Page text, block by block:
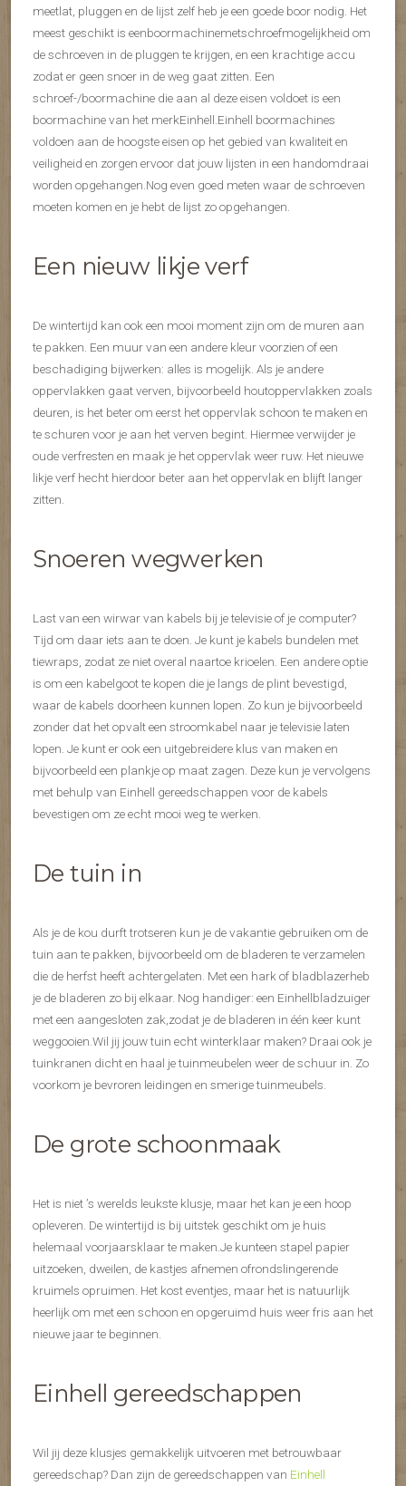
meetlat, pluggen en de lijst zelf heb je een goede boor nodig. Het
meest geschikt is eenboormachinemetschroefmogelijkheid om
de schroeven in de pluggen te krijgen, en een krachtige accu
zodat er geen snoer in de weg gaat zitten. Een
schroef-/boormachine die aan al deze eisen voldoet is een
boormachine van het merkEinhell.Einhell boormachines
voldoen aan de hoogste eisen op het gebied van kwaliteit en
veiligheid en zorgen ervoor dat jouw lijsten in een handomdraai
worden opgehangen.Nog even goed meten waar de schroeven
moeten komen en je hebt de lijst zo opgehangen.
Een nieuw likje verf
De wintertijd kan ook een mooi moment zijn om de muren aan
te pakken. Een muur van een andere kleur voorzien of een
beschadiging bijwerken: alles is mogelijk. Als je andere
oppervlakken gaat verven, bijvoorbeeld houtoppervlakken zoals
deuren, is het beter om eerst het oppervlak schoon te maken en
te schuren voor je aan het verven begint. Hiermee verwijder je
oude verfresten en maak je het oppervlak weer ruw. Het nieuwe
likje verf hecht hierdoor beter aan het oppervlak en blijft langer
zitten.
Snoeren wegwerken
Last van een wirwar van kabels bij je televisie of je computer?
Tijd om daar iets aan te doen. Je kunt je kabels bundelen met
tiewraps, zodat ze niet overal naartoe krioelen. Een andere optie
is om een kabelgoot te kopen die je langs de plint bevestigd,
waar de kabels doorheen kunnen lopen. Zo kun je bijvoorbeeld
zonder dat het opvalt een stroomkabel naar je televisie laten
lopen. Je kunt er ook een uitgebreidere klus van maken en
bijvoorbeeld een plankje op maat zagen. Deze kun je vervolgens
met behulp van Einhell gereedschappen voor de kabels
bevestigen om ze echt mooi weg te werken.
De tuin in
Als je de kou durft trotseren kun je de vakantie gebruiken om de
tuin aan te pakken, bijvoorbeeld om de bladeren te verzamelen
die de herfst heeft achtergelaten. Met een hark of bladblazerheb
je de bladeren zo bij elkaar. Nog handiger: een Einhellbladzuiger
met een aangesloten zak,zodat je de bladeren in één keer kunt
weggooien.Wil jij jouw tuin echt winterklaar maken? Draai ook je
tuinkranen dicht en haal je tuinmeubelen weer de schuur in. Zo
voorkom je bevroren leidingen en smerige tuinmeubels.
De grote schoonmaak
Het is niet ’s werelds leukste klusje, maar het kan je een hoop
opleveren. De wintertijd is bij uitstek geschikt om je huis
helemaal voorjaarsklaar te maken.Je kunteen stapel papier
uitzoeken, dweilen, de kastjes afnemen ofrondslingerende
kruimels opruimen. Het kost eventjes, maar het is natuurlijk
heerlijk om met een schoon en opgeruimd huis weer fris aan het
nieuwe jaar te beginnen.
Einhell gereedschappen
Wil jij deze klusjes gemakkelijk uitvoeren met betrouwbaar
gereedschap? Dan zijn de gereedschappen van Einhell